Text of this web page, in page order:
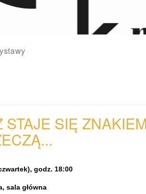
STAJE SIĘ
godz. 18:00
sala główna